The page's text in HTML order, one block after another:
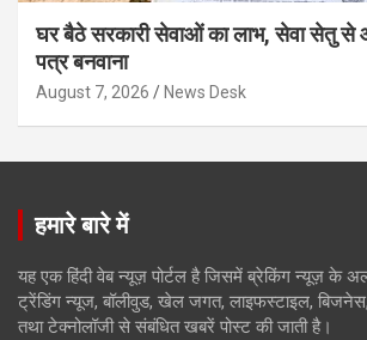
घर बैठे सरकारी सेवाओं का लाभ, सेवा सेतु
पत्र बनवाना
August 7, 2026 News Desk
हमारे बारे में
यह एक हिंदी वेब न्यूज़ पोर्टल है जिसमें ब्रेकिंग न्यूज़ के
ट्रेंडिंग न्यूज, बॉलीवुड, खेल जगत, लाइफस्टाइल, बिजनेस,
तथा टेक्नोलॉजी से संबंधित खबरें पोस्ट की जाती है।